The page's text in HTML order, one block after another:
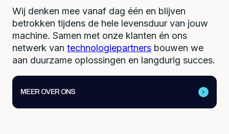
Wij denken mee vanaf dag één en blijven
betrokken tijdens de hele levensduur van jouw
machine. Samen met onze klanten én ons
netwerk van technologiepartners bouwen we
aan duurzame oplossingen en langdurig succes.
MEER OVER ONS